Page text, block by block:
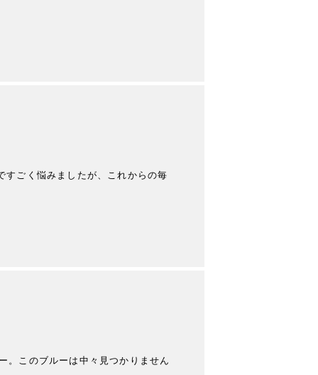
すごく悩みましたが、これからの毎
。このブルーは中々見つかりません